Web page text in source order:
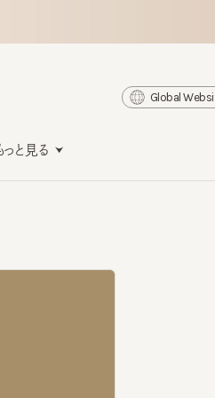
Global Website
る